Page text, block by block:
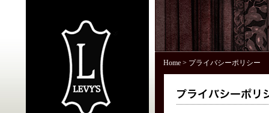
Home> プライバシーポリシー